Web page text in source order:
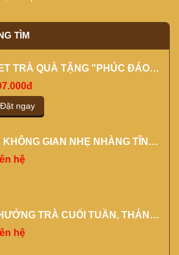
TÌM
TRÀ QUÀ TẶNG "PHÚC ĐÁO
KHANG" MÀU ĐỎ
Đặt ngay
KHÔNG GIAN NHẸ NHÀNG TĨNH
CHO CÁC BUỔI ĐÀO TẠO
hệ
TRÀ CUỐI TUẦN, THẢNH
CÙNG NGƯỜI THÂN, BẠN
hệ